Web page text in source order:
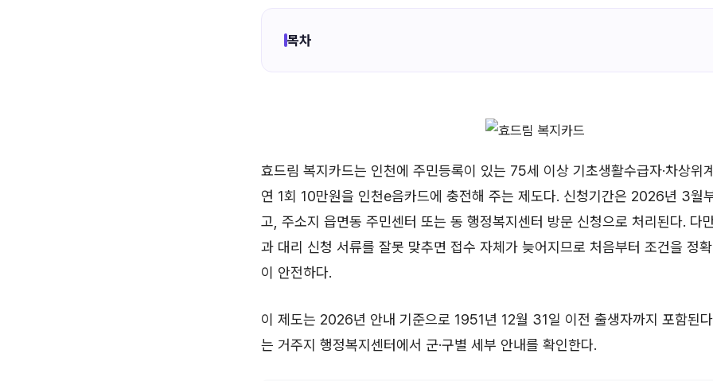
목차
효드림 복지카드는 인천에 주민등록이 있는 75세 이상 기초생활수급자·차상위
연 1회 10만원을 인천e음카드에 충전해 주는 제도다. 신청기간은 2026년 3월
고, 주소지 읍면동 주민센터 또는 동 행정복지센터 방문 신청으로 처리된다. 다
과 대리 신청 서류를 잘못 맞추면 접수 자체가 늦어지므로 처음부터 조건을 정
이 안전하다.
이 제도는 2026년 안내 기준으로 1951년 12월 31일 이전 출생자까지 포함된
는 거주지 행정복지센터에서 군·구별 세부 안내를 확인한다.